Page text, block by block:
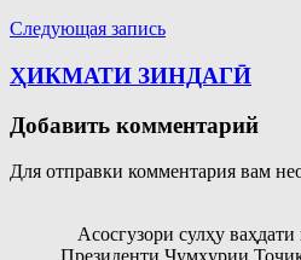
Следующая запись
ҲИКМАТИ ЗИНДАГӢ
Добавить комментарий
Для отправки комментария вам
Асосгузори сулҳу